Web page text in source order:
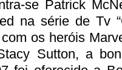
se Patrick
na série de Tv
os heróis
Sutton, a